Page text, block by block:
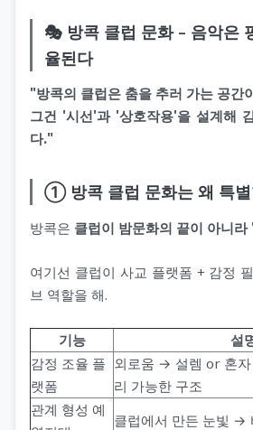
🎭 방콕 클럽 문화 – 음악은
율된다
"방콕의 클럽은 춤을 추러 가는 공간
그건 '시선'과 '상호작용'을 설계해
다."
① 방콕 클럽 문화는 왜 특별
방콕은 클럽이 밤문화의 끝이 아니라
여기선 클럽이 사교 플랫폼 + 감정
브 역할을 해.
기능
설
감정 조율 플
랫폼
외로움 → 설렘 or 혼
리 가능한 구조
관계 형성 예
클럽에서 만든 눈빛 →